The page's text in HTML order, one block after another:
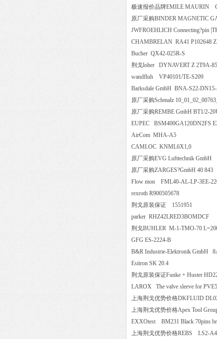
极速报价品牌EMILE
原厂采购BINDER
JWFROEHLICH
CHAMBRELAN RA41
Bucher QX42-025R-S
荆戈loher DYNAVERT Z
wandfluh VP40101/TE-
Barksdale GmbH BNA-S22-
原厂采购Schmalz
原厂采购REMBE GmbH
EUPEC
AirCom MHA-A5
CAMLOC KNML6X1,0
原厂采购EVG Lufttechnik
原厂采购ZARGES?GmbH 40
Flow mon FML40-AL-LP-
rexroth R900505678
荆戈原装保证 1551951
parker
荆戈BUHLER M-1-TMO-70
GFG ES-2224-B
B&R Industrie-Elektronik
Esitron SK 20.4
荆戈原装保证Funke + Huster
LAROX The valve sleeve for
上海荆戈优势价格DKFLUID
上海荆戈优势价格Apex Tool
EXXOtest BM231 Black
上海荆戈优势价格REBS LS2-